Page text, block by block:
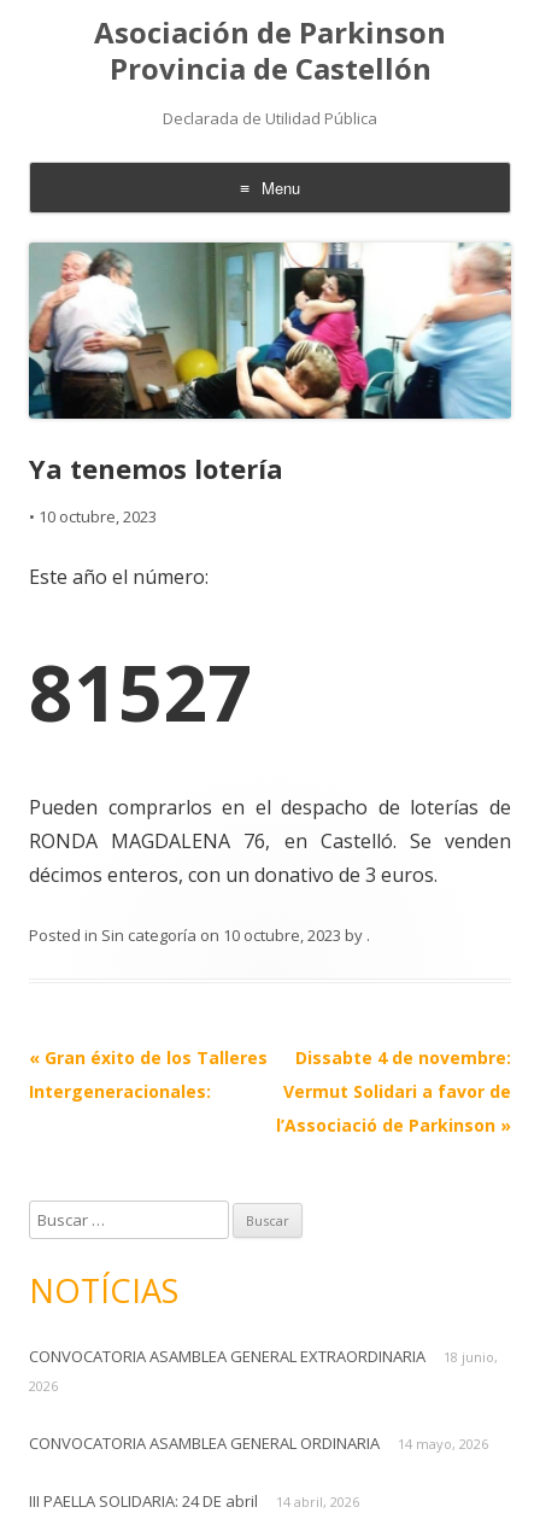
Asociación de Parkinson
Provincia de Castellón
Declarada de Utilidad Pública
Menu
Skip
to
content
Ya tenemos lotería
• 10 octubre, 2023
Este año el número:
81527
Pueden comprarlos en el despacho de loterías de
RONDA MAGDALENA 76, en Castelló. Se venden
décimos enteros, con un donativo de 3 euros.
Posted in Sin categoría on 10 octubre, 2023 by .
Post
navigation
« Gran éxito de los Talleres
Intergeneracionales:
Dissabte 4 de novembre:
Vermut Solidari a favor de
l’Associació de Parkinson »
u
c
r
:
NOTÍCIAS
CONVOCATORIA ASAMBLEA GENERAL EXTRAORDINARIA
18 junio,
2026
CONVOCATORIA ASAMBLEA GENERAL ORDINARIA 14 mayo, 2026
III PAELLA SOLIDARIA: 24 DE abril 14 abril, 2026